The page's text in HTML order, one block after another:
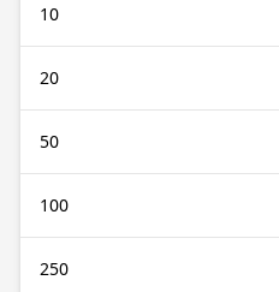
10
20
50
100
250